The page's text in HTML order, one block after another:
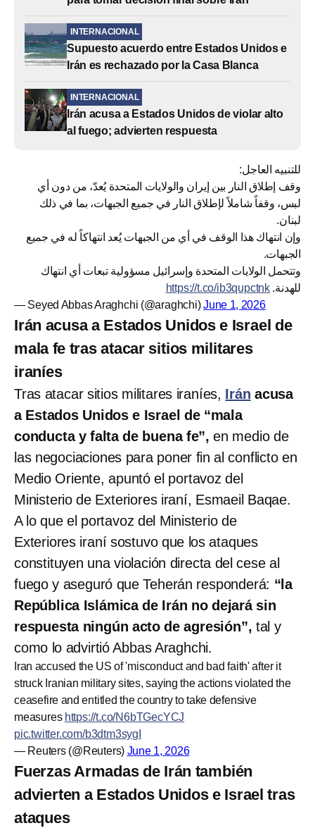
INTERNACIONAL
Supuesto acuerdo entre Estados Unidos e
Irán es rechazado por la Casa Blanca
INTERNACIONAL
Irán acusa a Estados Unidos de violar alto
al fuego; advierten respuesta
للتنبيه العاجل:
وقف إطلاق النار بين إيران والولايات المتحدة يُعدّ، من دون أي
لبس، وقفاً شاملاً لإطلاق النار في جميع الجبهات، بما في ذلك
لبنان.
وإن انتهاك هذا الوقف في أي من الجبهات يُعد انتهاكاً له في جميع
الجبهات.
وتتحمل الولايات المتحدة وإسرائيل مسؤولية تبعات أي انتهاك
للهدنة. https://t.co/ib3qupctnk
— Seyed Abbas Araghchi (@araghchi)June 1, 2026
Irán acusa a Estados Unidos e Israel de
mala fe tras atacar sitios militares
iraníes
Tras atacar sitios militares iraníes, Irán acusa
a Estados Unidos e Israel de “mala
conducta y falta de buena fe”,en medio de
las negociaciones para poner fin al conflicto en
Medio Oriente, apuntó el portavoz del
Ministerio de Exteriores iraní, Esmaeil Baqae.
A lo que el portavoz del Ministerio de
Exteriores iraní sostuvo que los ataques
constituyen una violación directa del cese al
fuego y aseguró que Teherán responderá: “la
República Islámica de Irán no dejará sin
respuesta ningún acto de agresión”, tal y
como lo advirtió Abbas Araghchi.
Iran accused the US of 'misconduct and bad faith' after it
struck Iranian military sites, saying the actions violated the
ceasefire and entitled the country to take defensive
measures https://t.co/N6bTGecYCJ
pic.twitter.com/b3dtm3sygI
— Reuters (@Reuters) June 1, 2026
Fuerzas Armadas de Irán también
advierten a Estados Unidos e Israel tras
ataques